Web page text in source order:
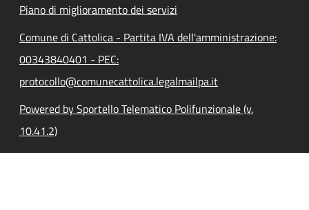
Piano di miglioramento dei servizi
Comune di Cattolica - Partita IVA dell'amministrazione:
00343840401 - PEC:
protocollo@comunecattolica.legalmailpa.it
Powered by Sportello Telematico Polifunzionale (v.
10.41.2)